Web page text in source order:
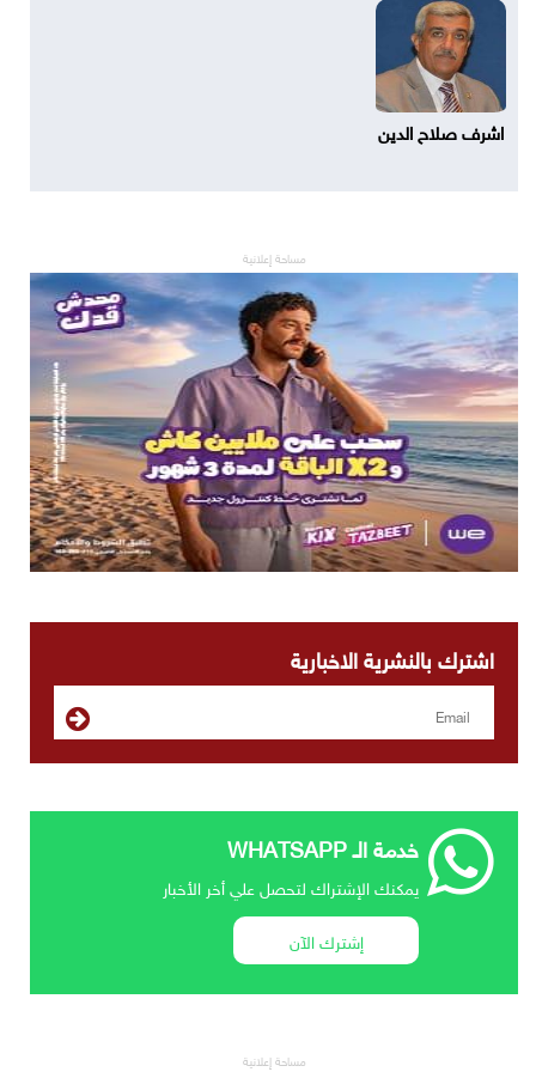
اشرف صلاح الدين
مساحة إعلانية
اشترك بالنشرية الاخبارية
خدمة الـ WHATSAPP
يمكنك الإشتراك لتحصل علي أخر الأخبار
إشترك الآن
مساحة إعلانية